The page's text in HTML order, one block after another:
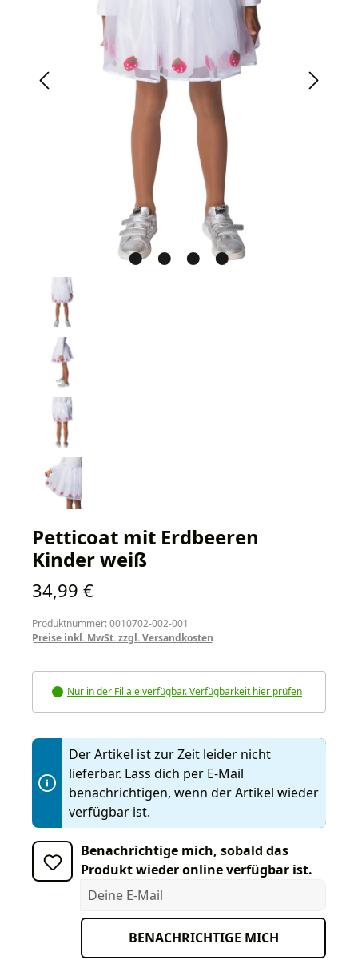
Petticoat mit Erdbeeren
Kinder weiß
Regulärer Preis:
34,99 €
Produktnummer: 0010702-002-001
Preise inkl. MwSt. zzgl. Versandkosten
Nur in der Filiale verfügbar. Verfügbarkeit hier prüfen
Der Artikel ist zur Zeit leider nicht
lieferbar. Lass dich per E-Mail
benachrichtigen, wenn der Artikel wieder
verfügbar ist.
Benachrichtige mich, sobald das
Produkt wieder online verfügbar ist.
Deine E-Mail
BENACHRICHTIGE MICH